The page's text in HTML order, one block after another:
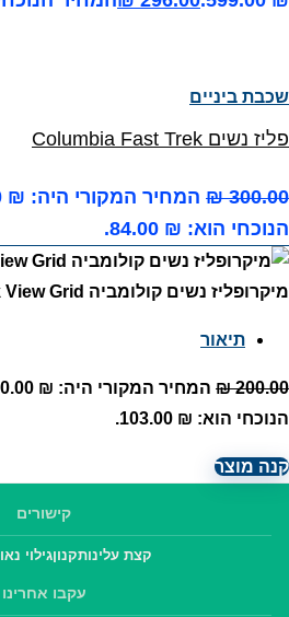
שכבת ביניים
פליז נשים Columbia Fast Trek
₪300.00 המחיר המקורי היה: ₪ 300.00.
הנוכחי הוא: ₪ 84.00.
מיקרופליז נשים קולומביה Park View Grid
תיאור
₪200.00 המחיר המקורי היה: ₪ 200.00.
הנוכחי הוא: ₪ 103.00.
קנה מוצר
קישורים
קצת עלינותקנוןגילוי
עקבו אחרינו